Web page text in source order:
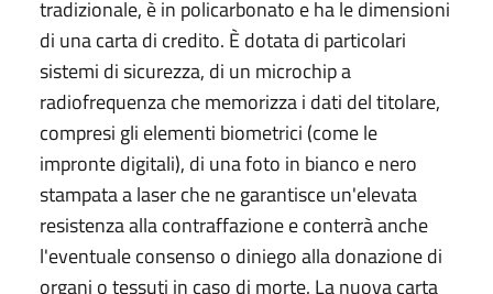
tradizionale, è in policarbonato e ha le dimensioni
di una carta di credito. È dotata di particolari
sistemi di sicurezza, di un microchip a
radiofrequenza che memorizza i dati del titolare,
compresi gli elementi biometrici (come le
impronte digitali), di una foto in bianco e nero
stampata a laser che ne garantisce un'elevata
resistenza alla contraffazione e conterrà anche
l'eventuale consenso o diniego alla donazione di
organi o tessuti in caso di morte. La nuova carta